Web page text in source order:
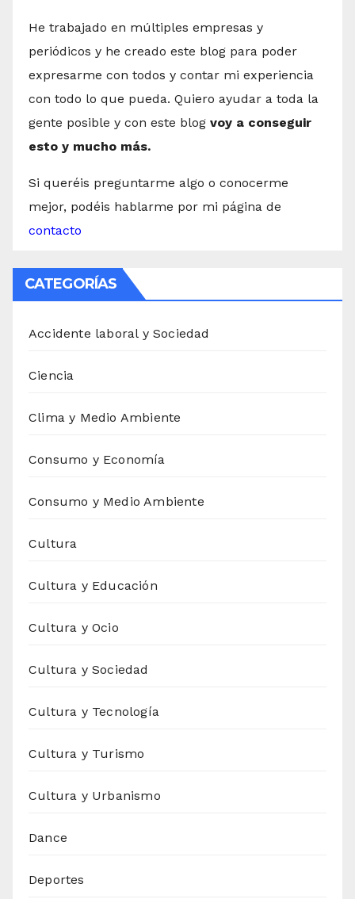
He trabajado en múltiples empresas y
periódicos y he creado este blog para poder
expresarme con todos y contar mi experiencia
con todo lo que pueda. Quiero ayudar a toda la
gente posible y con este blog voy a conseguir
esto y mucho más.
Si queréis preguntarme algo o conocerme
mejor, podéis hablarme por mi página de
contacto
CATEGORÍAS
Accidente laboral y Sociedad
Ciencia
Clima y Medio Ambiente
Consumo y Economía
Consumo y Medio Ambiente
Cultura
Cultura y Educación
Cultura y Ocio
Cultura y Sociedad
Cultura y Tecnología
Cultura y Turismo
Cultura y Urbanismo
Dance
Deportes